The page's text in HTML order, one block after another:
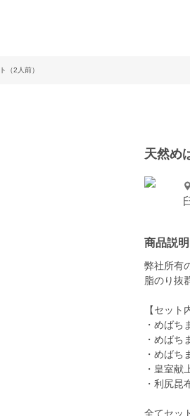
（2人前）
天然め
商品説明
弊社所有
脂のり抜
【セット
・めばち
・めばち
・めばち
・皇室献
・利尻昆
全てセッ